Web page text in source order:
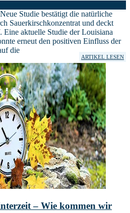
Studie bestätigt die natürliche
Sauerkirschkonzentrat und deckt
Eine aktuelle Studie der Louisiana
erneut den positiven Einfluss der
die
ARTIKEL LESEN
– Wie kommen wir